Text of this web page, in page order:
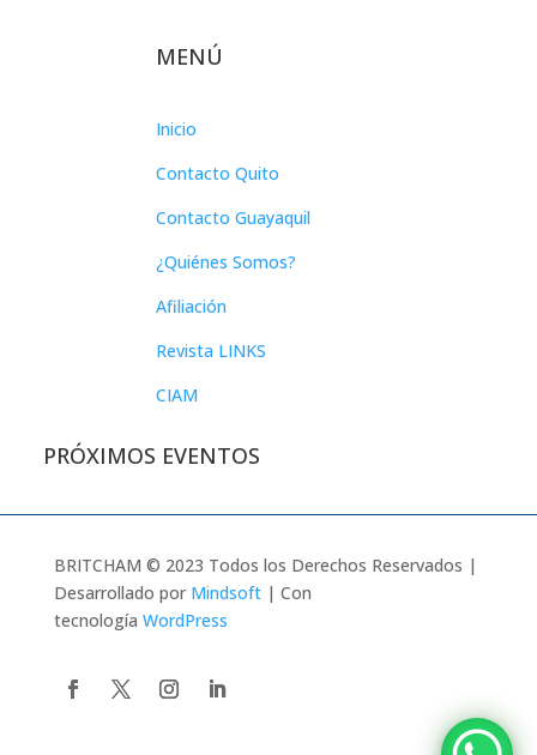
MENÚ
Inicio
Contacto Quito
Contacto Guayaquil
¿Quiénes Somos?
Afiliación
Revista LINKS
CIAM
PRÓXIMOS EVENTOS
BRITCHAM © 2023 Todos los Derechos Reservados |
Desarrollado por Mindsoft| Con
tecnología WordPress